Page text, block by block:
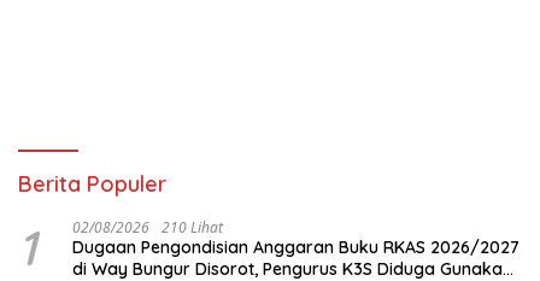
Berita Populer
1 02/08/2026 210 Lihat
Dugaan Pengondisian Anggaran Buku RKAS 2026/2027
di Way Bungur Disorot, Pengurus K3S Diduga Gunakan